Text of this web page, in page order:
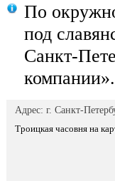
По
под
Санкт-
компании».
Адрес: г. Санкт-
Троицкая часовня на